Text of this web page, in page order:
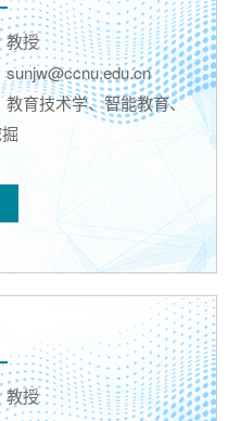
教授
sunjw@ccnu.edu.cn
教育技术学、智能教育、
教授